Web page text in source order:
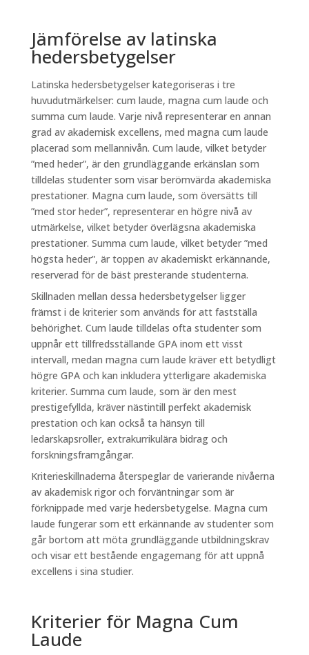
Jämförelse av latinska
hedersbetygelser
Latinska hedersbetygelser kategoriseras i tre
huvudutmärkelser: cum laude, magna cum laude och
summa cum laude. Varje nivå representerar en annan
grad av akademisk excellens, med magna cum laude
placerad som mellannivån. Cum laude, vilket betyder
”med heder”, är den grundläggande erkänslan som
tilldelas studenter som visar berömvärda akademiska
prestationer. Magna cum laude, som översätts till
”med stor heder”, representerar en högre nivå av
utmärkelse, vilket betyder överlägsna akademiska
prestationer. Summa cum laude, vilket betyder ”med
högsta heder”, är toppen av akademiskt erkännande,
reserverad för de bäst presterande studenterna.
Skillnaden mellan dessa hedersbetygelser ligger
främst i de kriterier som används för att fastställa
behörighet. Cum laude tilldelas ofta studenter som
uppnår ett tillfredsställande GPA inom ett visst
intervall, medan magna cum laude kräver ett betydligt
högre GPA och kan inkludera ytterligare akademiska
kriterier. Summa cum laude, som är den mest
prestigefyllda, kräver nästintill perfekt akademisk
prestation och kan också ta hänsyn till
ledarskapsroller, extrakurrikulära bidrag och
forskningsframgångar.
Kriterieskillnaderna återspeglar de varierande nivåerna
av akademisk rigor och förväntningar som är
förknippade med varje hedersbetygelse. Magna cum
laude fungerar som ett erkännande av studenter som
går bortom att möta grundläggande utbildningskrav
och visar ett bestående engagemang för att uppnå
excellens i sina studier.
Kriterier för Magna Cum
Laude